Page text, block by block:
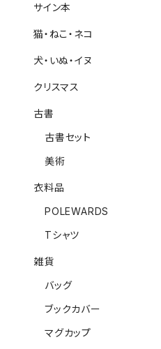
サイン本
猫・ねこ・ネコ
犬・いぬ・イヌ
クリスマス
古書
古書セット
美術
衣料品
POLEWARDS
Tシャツ
雑貨
バッグ
ブックカバー
マグカップ